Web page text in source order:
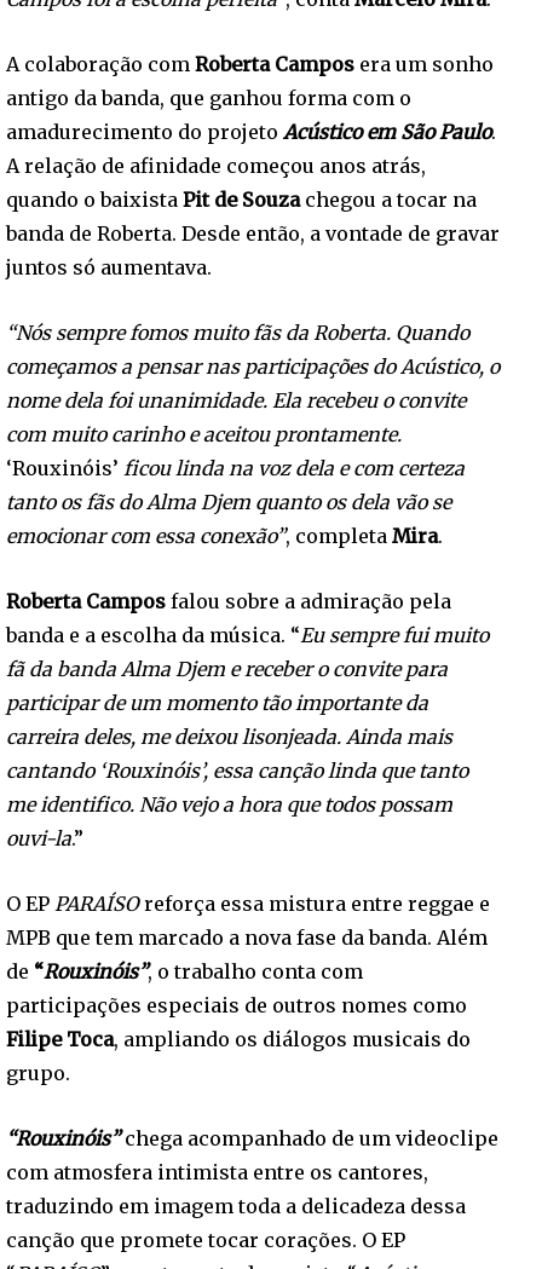
A colaboração com Roberta Campos era um sonho
antigo da banda, que ganhou forma com o
amadurecimento do projeto Acústico em São Paulo.
A relação de afinidade começou anos atrás,
quando o baixista Pit de Souzachegou a tocar na
banda de Roberta. Desde então, a vontade de gravar
juntos só aumentava.
“Nós sempre fomos muito fãs da Roberta. Quando
começamos a pensar nas participações do Acústico, o
nome dela foi unanimidade. Ela recebeu o convite
com muito carinho e aceitou prontamente.
‘Rouxinóis’ ficou linda na voz dela e com certeza
tanto os fãs do Alma Djem quanto os dela vão se
emocionar com essa conexão”, completa Mira.
Roberta Campos falou sobre a admiração pela
banda e a escolha da música. “Eu sempre fui muito
fã da banda Alma Djem e receber o convite para
participar de um momento tão importante da
carreira deles, me deixou lisonjeada. Ainda mais
cantando ‘Rouxinóis’, essa canção linda que tanto
me identifico. Não vejo a hora que todos possam
ouvi-la.”
O EP PARAÍSOreforça essa mistura entre reggae e
MPB que tem marcado a nova fase da banda. Além
de “Rouxinóis”, o trabalho conta com
participações especiais de outros nomes como
Filipe Toca, ampliando os diálogos musicais do
grupo.
“Rouxinóis”chega acompanhado de um videoclipe
com atmosfera intimista entre os cantores,
traduzindo em imagem toda a delicadeza dessa
canção que promete tocar corações. O EP